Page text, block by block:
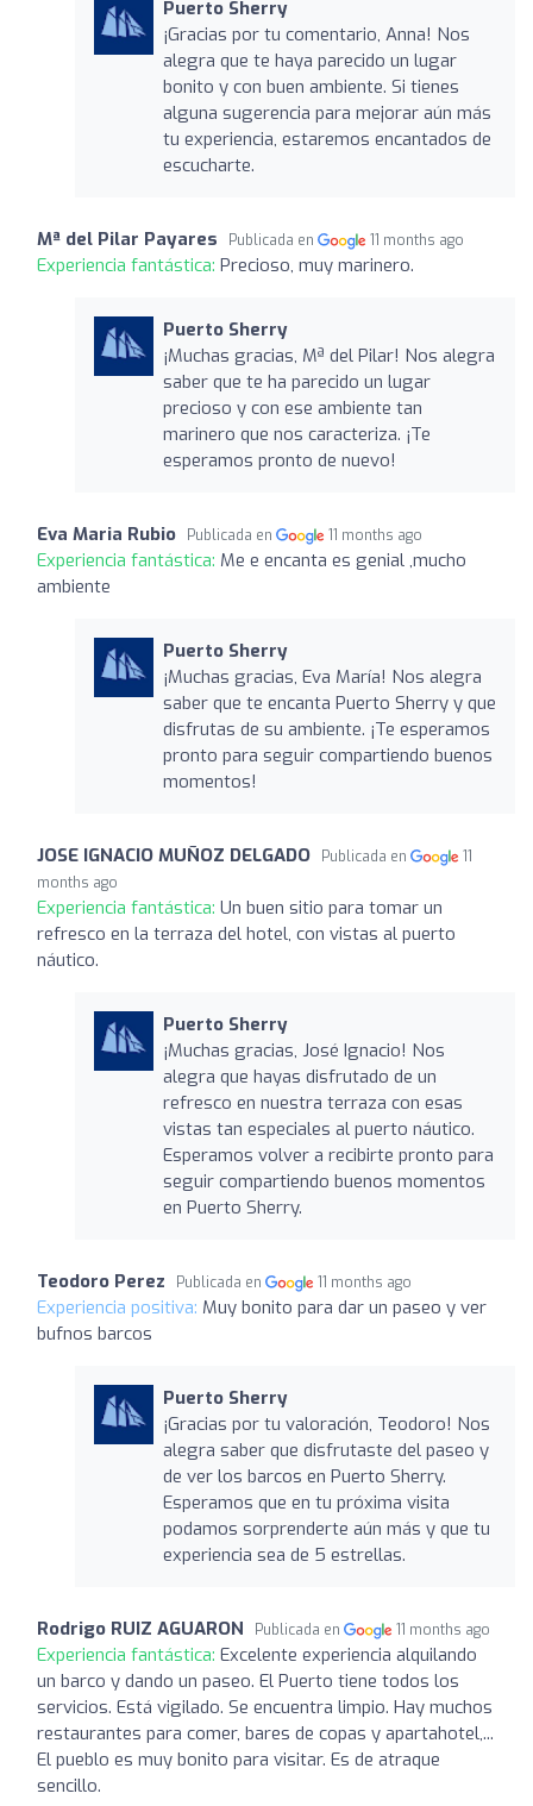
Puerto Sherry
¡Gracias por tu comentario, Anna! Nos
alegra que te haya parecido un lugar
bonito y con buen ambiente. Si tienes
alguna sugerencia para mejorar aún más
tu experiencia, estaremos encantados de
escucharte.
Mª del Pilar Payares Publicada en 11 months ago
Experiencia fantástica: Precioso, muy marinero.
Puerto Sherry
¡Muchas gracias, Mª del Pilar! Nos alegra
saber que te ha parecido un lugar
precioso y con ese ambiente tan
marinero que nos caracteriza. ¡Te
esperamos pronto de nuevo!
Eva Maria Rubio Publicada en 11 months ago
Experiencia fantástica: Me e encanta es genial ,mucho
ambiente
Puerto Sherry
¡Muchas gracias, Eva María! Nos alegra
saber que te encanta Puerto Sherry y que
disfrutas de su ambiente. ¡Te esperamos
pronto para seguir compartiendo buenos
momentos!
JOSE IGNACIO MUÑOZ DELGADO Publicada en
11
months ago
Experiencia fantástica: Un buen sitio para tomar un
refresco en la terraza del hotel, con vistas al puerto
náutico.
Puerto Sherry
¡Muchas gracias, José Ignacio! Nos
alegra que hayas disfrutado de un
refresco en nuestra terraza con esas
vistas tan especiales al puerto náutico.
Esperamos volver a recibirte pronto para
seguir compartiendo buenos momentos
en Puerto Sherry.
Teodoro Perez Publicada en 11 months ago
Experiencia positiva: Muy bonito para dar un paseo y ver
bufnos barcos
Puerto Sherry
¡Gracias por tu valoración, Teodoro! Nos
alegra saber que disfrutaste del paseo y
de ver los barcos en Puerto Sherry.
Esperamos que en tu próxima visita
podamos sorprenderte aún más y que tu
experiencia sea de 5 estrellas.
Rodrigo RUIZ AGUARON Publicada en 11 months ago
Experiencia fantástica: Excelente experiencia alquilando
un barco y dando un paseo. El Puerto tiene todos los
servicios. Está vigilado. Se encuentra limpio. Hay muchos
restaurantes para comer, bares de copas y apartahotel,...
El pueblo es muy bonito para visitar. Es de atraque
sencillo.